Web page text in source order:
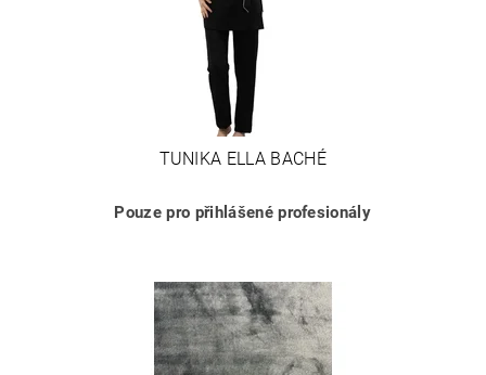
TUNIKA ELLA BACHÉ
Pouze pro přihlášené profesionály